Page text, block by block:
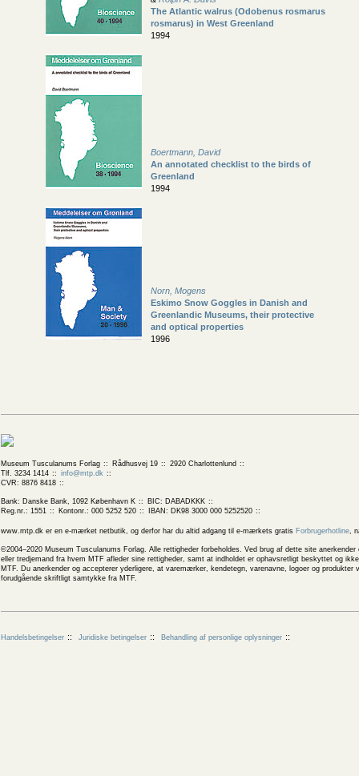
The Atlantic walrus (Odobenus rosmarus
rosmarus) in West Greenland
1994
Boertmann, David
An annotated checklist to the birds of
Greenland
1994
Norn, Mogens
Eskimo Snow Goggles in Danish and
Greenlandic Museums, their protective
and optical properties
1996
Museum Tusculanums Forlag Rådhusvej 19
2920 Charlottenlund
Tlf. 3234 1414
info@mtp.dk
CVR: 8876 8418
Bank: Danske Bank, 1092 København K
BIC: DABADKKK
Reg.nr.: 1551
Kontonr.: 000 5252 520 IBAN: DK98 3000 000 5252520
www.mtp.dk er en e-mærket netbutik, og derfor har du altid adgang til e-mærkets gratis Forbrugerhotline,
©2004–2020 Museum Tusculanums Forlag. Alle rettigheder forbeholdes. Ved brug af dette site
eller tredjemand fra hvem MTF afleder sine rettigheder, samt at indholdet er ophavsretligt beskyttet og
MTF. Du anerkender og accepterer yderligere, at varemærker, kendetegn, varenavne, logoer og
forudgående skriftligt samtykke fra MTF.
Handelsbetingelser Juridiske betingelser Behandling af personlige oplysninger